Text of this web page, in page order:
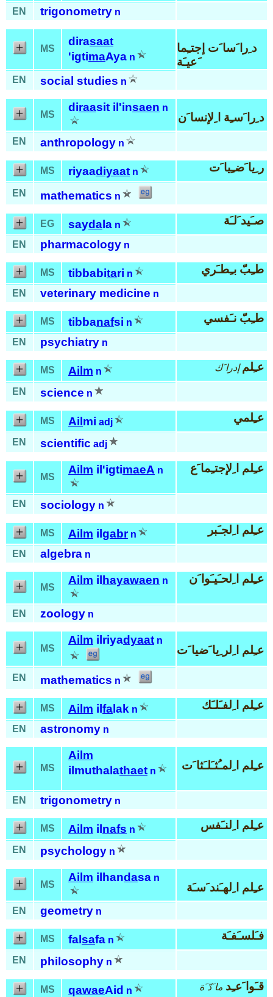
EN trigonometry n
MS
dirasaat
'igtimaAya n
د ِرا َسا َت إجتـِما
َعيـَة
EN social studies n
MS
diraasit il'insaen n
د ِرا َسـِة ا ِلإنسا َن
EN anthropology n
MS riyaadiyaat n ر ِيا َضـِيا َت
EN mathematics n
EG sayda la n صـَيد َلـَة
EN pharmacology n
MS tibbabitari n طـِبّ بـِطـَري
EN veterinary medicine n
MS tibbanafsi n طـِبّ نـَفسي
EN psychiatry n
MS Ailm n عـِلم إدرا َك
EN science n
MS Ail mi adj عـِلمي
EN scientific adj
MS
Ailm il'igtimaeA n عـِلم ا ِلإجتـِما َع
EN sociology n
MS Ailm il gabr n عـِلم ا ِلجـَبر
EN algebra n
MS
Ailm il hayawaen n عـِلم ا ِلحـَيـَوا َن
EN zoology n
MS
Ailm ilriyadyaat n
عـِلم ا ِلر ِيا َضيا َت
EN mathematics n
MS Ailm il fa lak n عـِلم ا ِلفـَلـَك
EN astronomy n
MS
Ailm
ilmuthalathaet n عـِلم ا ِلمـُثـَلـَثا َت
EN trigonometry n
MS Ailm il nafs n عـِلم ا ِلنـَفس
EN psychology n
MS
Ailm ilhandasa n
عـِلم ا ِلهـَند َسـَة
EN geometry n
MS fal safa n فـَلسـَفـَة
EN philosophy n
MS qawaeAid n قـَوا َعـِد ما َدّ َة